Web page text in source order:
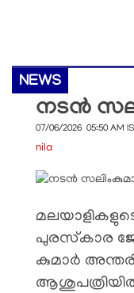
NEWS
നടൻ
07/06/2026 05:50 AM
nila
പുരസ്‌കാര
കുമാർ
ആശുപത്രിയിൽ